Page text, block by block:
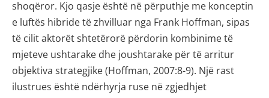
shoqëror. Kjo qasje është në përputhje me konceptin
e luftës hibride të zhvilluar nga Frank Hoffman, sipas
të cilit aktorët shtetërorë përdorin kombinime të
mjeteve ushtarake dhe joushtarake për të arritur
objektiva strategjike (Hoffman, 2007:8-9). Një rast
ilustrues është ndërhyrja ruse në zgjedhjet